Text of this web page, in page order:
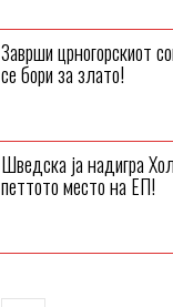
Заврши црногорскиот
се бори за злато!
Шведска ја надигра
петтото место на ЕП!